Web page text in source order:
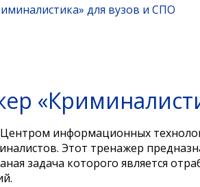
для вузов и СПО
Центром информационных
Этот тренажер
задача которого является